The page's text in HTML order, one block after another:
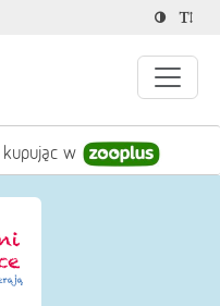
kupując w